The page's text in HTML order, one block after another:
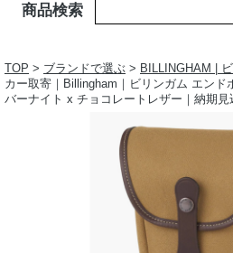
商品検索
TOP > ブランドで選ぶ > BILLINGHAM |
カー取寄｜Billingham｜ビリンガム エンド
バーナイト x チョコレートレザー｜納期見